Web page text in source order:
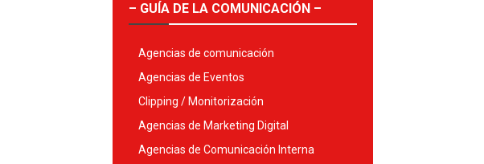
– GUÍA DE LA COMUNICACIÓN –
Agencias de comunicación
Agencias de Eventos
Clipping / Monitorización
Agencias de Marketing Digital
Agencias de Comunicación Interna